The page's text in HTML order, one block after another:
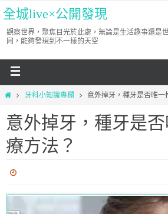
全城live×公開發現
觀察世界，聚焦目光於此處，無論是生活趣事還是
同，能夠發現到不一樣的天空
牙科小知識專欄 意外掉牙，種牙是否唯一
意外掉牙，種牙是
療方法？